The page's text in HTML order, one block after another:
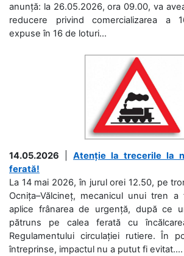
anunță: la 26.05.2026, ora 09.00, va
reducere privind comercializarea a
expuse în 16 de loturi...
14.05.2026
Atenție la trecerile la
ferată!
La 14 mai 2026, în jurul orei 12.50, pe
Ocnița–Vălcineț, mecanicul unui tren
aplice frânarea de urgență, după ce
pătruns pe calea ferată cu
Regulamentului circulației rutiere. În
întreprinse, impactul nu a putut fi evitat....